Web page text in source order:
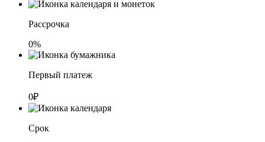
Рассрочка
0%
Первый платеж
0₽
Срок